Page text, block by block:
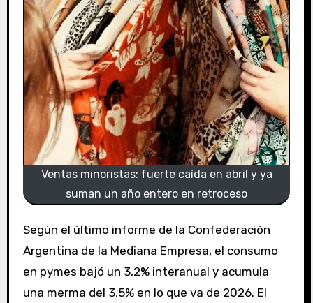
Ventas minoristas: fuerte caída en abril y ya
suman un año entero en retroceso
Según el último informe de la Confederación
Argentina de la Mediana Empresa, el consumo
en pymes bajó un 3,2% interanual y acumula
una merma del 3,5% en lo que va de 2026. El